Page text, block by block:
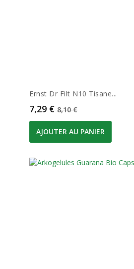
Ernst Dr Filt N10 Tisane...
Prix
7,29 € Prix de base
8,10 €
AJOUTER AU PANIER